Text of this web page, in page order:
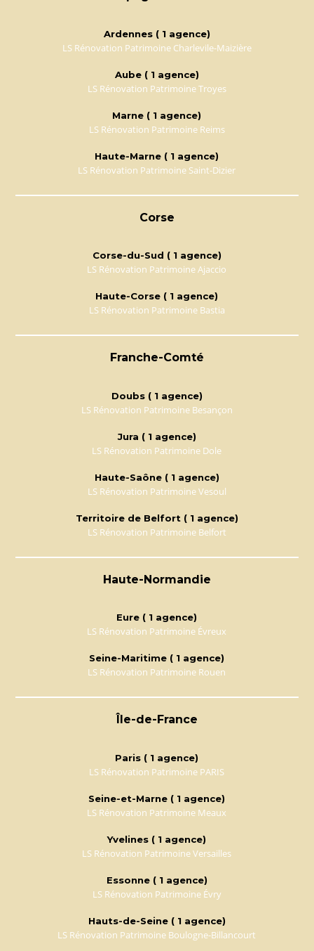
Ardennes ( 1 agence)
LS Rénovation Patrimoine Charlevile-Maizière
Aube ( 1 agence)
LS Rénovation Patrimoine Troyes
Marne ( 1 agence)
LS Rénovation Patrimoine Reims
Haute-Marne ( 1 agence)
LS Rénovation Patrimoine Saint-Dizier
Corse
Corse-du-Sud ( 1 agence)
LS Rénovation Patrimoine Ajaccio
Haute-Corse ( 1 agence)
LS Rénovation Patrimoine Bastia
Franche-Comté
Doubs ( 1 agence)
LS Rénovation Patrimoine Besançon
Jura ( 1 agence)
LS Rénovation Patrimoine Dole
Haute-Saône ( 1 agence)
LS Rénovation Patrimoine Vesoul
Territoire de Belfort ( 1 agence)
LS Rénovation Patrimoine Belfort
Haute-Normandie
Eure ( 1 agence)
LS Rénovation Patrimoine Évreux
Seine-Maritime ( 1 agence)
LS Rénovation Patrimoine Rouen
Île-de-France
Paris ( 1 agence)
LS Rénovation Patrimoine PARIS
Seine-et-Marne ( 1 agence)
LS Rénovation Patrimoine Meaux
Yvelines ( 1 agence)
LS Rénovation Patrimoine Versailles
Essonne ( 1 agence)
LS Rénovation Patrimoine Évry
Hauts-de-Seine ( 1 agence)
LS Rénovation Patrimoine Boulogne-Billancourt